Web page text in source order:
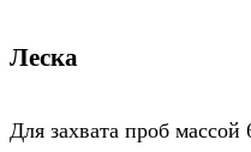
Леска
Для захвата проб